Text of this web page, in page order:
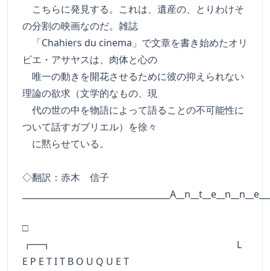
こちらに発見する。これは、遺産の、とりわけそ
の分割の映画なのだ。雑誌
「Chahiers du cinema」で文章を書き始めたオリ
ビエ・アサヤスは、肉体と心の
唯一の動きを開花させるために彼の抑えられない
理論の欲求（文学的なもの、現
代の世の中を物語によって語ることの不可能性に
ついて話すガブリエル）を徐々
に黙らせている。
◇翻訳：赤木 信子
□
┏━┓ L
E P E T I T B O U Q U E T